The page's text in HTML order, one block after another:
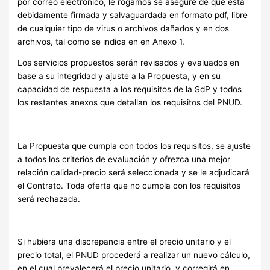
debidamente firmada y salvaguardada en formato pdf, libre
de cualquier tipo de virus o archivos dañados y en dos
archivos, tal como se indica en en Anexo 1.
Los servicios propuestos serán revisados ​​y evaluados en
base a su integridad y ajuste a la Propuesta, y en su
capacidad de respuesta a los requisitos de la SdP y todos
los restantes anexos que detallan los requisitos del PNUD.
La Propuesta que cumpla con todos los requisitos, se ajuste
a todos los criterios de evaluación y ofrezca una mejor
relación calidad-precio será seleccionada y se le adjudicará
el Contrato. Toda oferta que no cumpla con los requisitos
será rechazada.
Si hubiera una discrepancia entre el precio unitario y el
precio total, el PNUD procederá a realizar un nuevo cálculo,